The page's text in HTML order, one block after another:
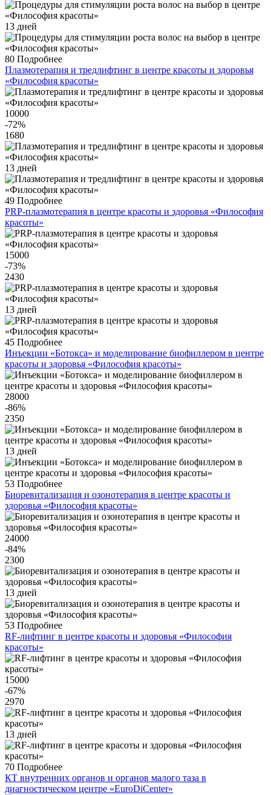
13 дней
80 Подробнее
Плазмотерапия и тредлифтинг в центре красоты и здоровья
«Философия красоты»
10000
-72%
1680
13 дней
49 Подробнее
PRP-плазмотерапия в центре красоты и здоровья «Философия
красоты»
15000
-73%
2430
13 дней
45 Подробнее
Инъекции «Ботокса» и моделирование биофиллером в центре
красоты и здоровья «Философия красоты»
28000
-86%
2350
13 дней
53 Подробнее
Биоревитализация и озонотерапия в центре красоты и
здоровья «Философия красоты»
24000
-84%
2300
13 дней
53 Подробнее
RF-лифтинг в центре красоты и здоровья «Философия
красоты»
15000
-67%
2970
13 дней
70 Подробнее
КТ внутренних органов и органов малого таза в
диагностическом центре «EuroDiCenter»